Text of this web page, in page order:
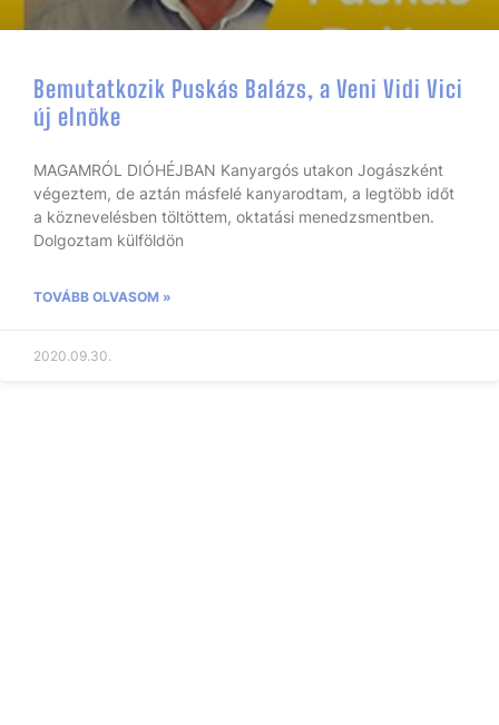
Bemutatkozik Puskás Balázs, a Veni Vidi Vici
új elnöke
MAGAMRÓL DIÓHÉJBAN Kanyargós utakon Jogászként
végeztem, de aztán másfelé kanyarodtam, a legtöbb időt
a köznevelésben töltöttem, oktatási menedzsmentben.
Dolgoztam külföldön
TOVÁBB OLVASOM »
2020.09.30.